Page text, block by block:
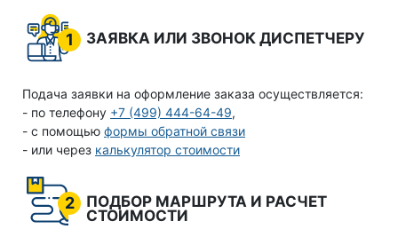
1 ЗАЯВКА ИЛИ ЗВОНОК ДИСПЕТЧЕРУ
Подача заявки на оформление заказа осуществляется:
- по телефону +7 (499) 444-64-49,
- с помощью формы обратной связи
- или через калькулятор стоимости
2
ПОДБОР МАРШРУТА И РАСЧЕТ
СТОИМОСТИ